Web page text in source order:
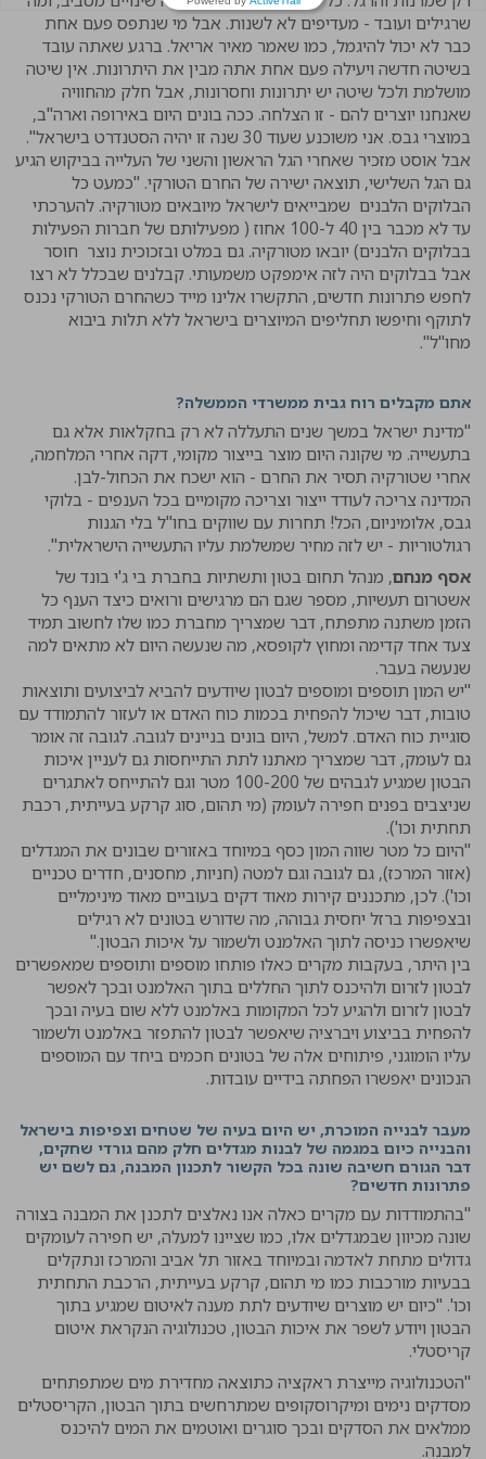
שרגילים ועובד - מעדיפים לא לשנות. אבל מי שנתפס פעם אחת
כבר לא יכול להיגמל, כמו שאמר מאיר אריאל. ברגע שאתה עובד
בשיטה חדשה ויעילה פעם אחת אתה מבין את היתרונות. אין שיטה
מושלמת ולכל שיטה יש יתרונות וחסרונות, אבל חלק מהחוויה
שאנחנו יוצרים להם - זו הצלחה. ככה בונים היום באירופה וארה"ב,
במוצרי גבס. אני משוכנע שעוד 30 שנה זו יהיה הסטנדרט בישראל".
אבל אוסט מזכיר שאחרי הגל הראשון והשני של העלייה בביקוש הגיע
גם הגל השלישי, תוצאה ישירה של החרם הטורקי. "כמעט כל
הבלוקים הלבנים שמבייאים לישראל מיובאים מטורקיה. להערכתי
עד לא מכבר בין 40 ל-100 אחוז ( מפעילותם של חברות הפעילות
בבלוקים הלבנים) יובאו מטורקיה. גם במלט ובזכוכית נוצר חוסר
אבל בבלוקים היה לזה אימפקט משמעותי. קבלנים שבכלל לא רצו
לחפש פתרונות חדשים, התקשרו אלינו מייד כשהחרם הטורקי נכנס
לתוקף וחיפשו תחליפים המיוצרים בישראל ללא תלות ביבוא
מחו"ל".
אתם מקבלים רוח גבית ממשרדי הממשלה?
"מדינת ישראל במשך שנים התעללה לא רק בחקלאות אלא גם
בתעשייה. מי שקונה היום מוצר בייצור מקומי, דקה אחרי המלחמה,
אחרי שטורקיה תסיר את החרם - הוא ישכח את הכחול-לבן.
המדינה צריכה לעודד ייצור וצריכה מקומיים בכל הענפים - בלוקי
גבס, אלומיניום, הכל! תחרות עם שווקים בחו"ל בלי הגנות
רגולטוריות - יש לזה מחיר שמשלמת עליו התעשייה הישראלית".
אסף מנחם, מנהל תחום בטון ותשתיות בחברת בי ג'י בונד של
אשטרום תעשיות, מספר שגם הם מרגישים ורואים כיצד הענף כל
הזמן משתנה מתפתח, דבר שמצריך מחברת כמו שלו לחשוב תמיד
צעד אחד קדימה ומחוץ לקופסא, מה שנעשה היום לא מתאים למה
שנעשה בעבר.
"יש המון תוספים ומוספים לבטון שיודעים להביא לביצועים ותוצאות
טובות, דבר שיכול להפחית בכמות כוח האדם או לעזור להתמודד עם
סוגיית כוח האדם. למשל, היום בונים בניינים לגובה. לגובה זה אומר
גם לעומק, דבר שמצריך מאתנו לתת התייחסות גם לעניין איכות
הבטון שמגיע לגבהים של 100-200 מטר וגם להתייחס לאתגרים
שניצבים בפנים חפירה לעומק (מי תהום, סוג קרקע בעייתית, רכבת
תחתית וכו').
"היום כל מטר שווה המון כסף במיוחד באזורים שבונים את המגדלים
(אזור המרכז), גם לגובה וגם למטה (חניות, מחסנים, חדרים טכניים
וכו'). לכן, מתכננים קירות מאוד דקים בעוביים מאוד מינימליים
ובצפיפות ברזל יחסית גבוהה, מה שדורש בטונים לא רגילים
שיאפשרו כניסה לתוך האלמנט ולשמור על איכות הבטון."
בין היתר, בעקבות מקרים כאלו פותחו מוספים ותוספים שמאפשרים
לבטון לזרום ולהיכנס לתוך החללים בתוך האלמנט ובכך לאפשר
לבטון לזרום ולהגיע לכל המקומות באלמנט ללא שום בעיה ובכך
להפחית בביצוע ויברציה שיאפשר לבטון להתפזר באלמנט ולשמור
עליו הומוגני, פיתוחים אלה של בטונים חכמים ביחד עם המוספים
הנכונים יאפשרו הפחתה בידיים עובדות.
מעבר לבנייה המוכרת, יש היום בעיה של שטחים וצפיפות בישראל
והבנייה כיום במגמה של לבנות מגדלים חלק מהם גורדי שחקים,
דבר הגורם חשיבה שונה בכל הקשור לתכנון המבנה, גם לשם יש
פתרונות חדשים?
"בהתמודדות עם מקרים כאלה אנו נאלצים לתכנן את המבנה בצורה
שונה מכיוון שבמגדלים אלו, כמו שציינו למעלה, יש חפירה לעומקים
גדולים מתחת לאדמה ובמיוחד באזור תל אביב והמרכז ונתקלים
בבעיות מורכבות כמו מי תהום, קרקע בעייתית, הרכבת התחתית
וכו'. "כיום יש מוצרים שיודעים לתת מענה לאיטום שמגיע בתוך
הבטון ויודע לשפר את איכות הבטון, טכנולוגיה הנקראת איטום
קריסטלי.
"הטכנולוגיה מייצרת ראקציה כתוצאה מחדירת מים שמתפתחים
מסדקים נימים ומיקרוסקופים שמתרחשים בתוך הבטון, הקריסטלים
ממלאים את הסדקים ובכך סוגרים ואוטמים את המים להיכנס
למבנה.